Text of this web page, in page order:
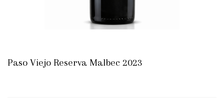
Paso Viejo Reserva Malbec 2023